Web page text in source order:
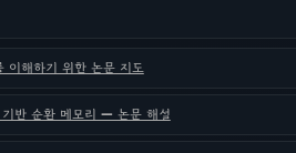
해하기 위한 논문 지도
반 순환 메모리 — 논문 해설